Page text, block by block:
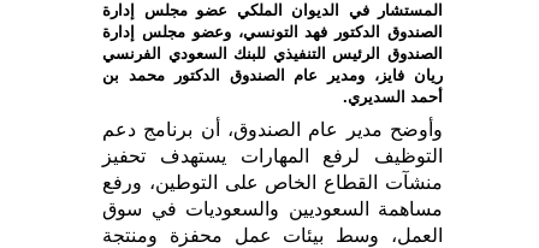
المستشار في الديوان الملكي عضو مجلس إدارة
الصندوق الدكتور فهد التونسي، وعضو مجلس إدارة
الصندوق الرئيس التنفيذي للبنك السعودي الفرنسي
ريان فايز، ومدير عام الصندوق الدكتور محمد بن
أحمد السديري.
وأوضح مدير عام الصندوق، أن برنامج دعم
التوظيف لرفع المهارات يستهدف تحفيز
منشآت القطاع الخاص على التوطين، ورفع
مساهمة السعوديين والسعوديات في سوق
العمل، وسط بيئات عمل محفزة ومنتجة